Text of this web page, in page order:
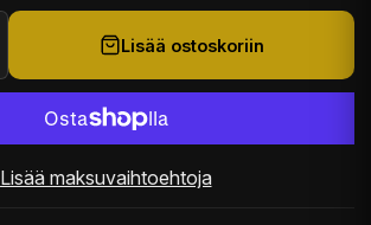
Lisää ostoskoriin
Lisää maksuvaihtoehtoja